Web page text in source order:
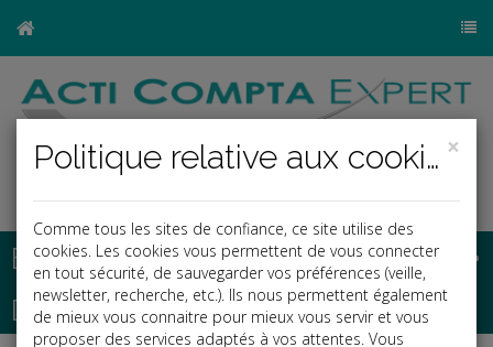
Base documentaire
Dépêches
×
Politique relative aux cookies
Comme tous les sites de confiance, ce site utilise des
cookies. Les cookies vous permettent de vous connecter
en tout sécurité, de sauvegarder vos préférences (veille,
newsletter, recherche, etc.). Ils nous permettent également
de mieux vous connaitre pour mieux vous servir et vous
proposer des services adaptés à vos attentes. Vous